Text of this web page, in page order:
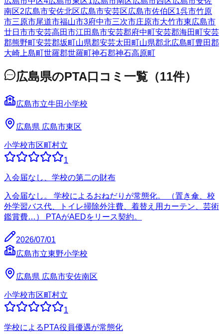
南区2広島市安佐北区広島市安芸区広島市佐伯区1呉市竹原
市三原市尾道市福山市3府中市三次市庄原市大竹市東広島市
廿日市市安芸高田市江田島市安芸郡府中町安芸郡海田町安芸
郡熊野町安芸郡坂町山県郡安芸太田町山県郡北広島町豊田郡
大崎上島町世羅郡世羅町神石郡神石高原町
広島県のPTA口コミ一覧 （11件）
広島市立牛田小学校
広島県 広島市東区
小学校市区町村立
1
入会届なし、学校の第二の財布
入会届なし。 学校によるおねだりが常態化。 （置き傘、校
外学習バス代、トイレ掃除外注費、着替え用カーテン、芸術
鑑賞費…） PTAがAEDをリース契約。
2026/07/01
広島市立東野小学校
広島県 広島市安佐南区
小学校市区町村立
1
学校によるPTA役員優遇が常態化